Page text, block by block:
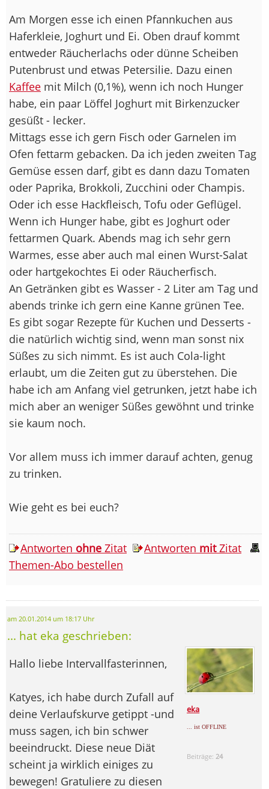
Am Morgen esse ich einen Pfannkuchen aus
Haferkleie, Joghurt und Ei. Oben drauf kommt
entweder Räucherlachs oder dünne Scheiben
Putenbrust und etwas Petersilie. Dazu einen
Kaffee mit Milch (0,1%), wenn ich noch Hunger
habe, ein paar Löffel Joghurt mit Birkenzucker
gesüßt - lecker.
Mittags esse ich gern Fisch oder Garnelen im
Ofen fettarm gebacken. Da ich jeden zweiten Tag
Gemüse essen darf, gibt es dann dazu Tomaten
oder Paprika, Brokkoli, Zucchini oder Champis.
Oder ich esse Hackfleisch, Tofu oder Geflügel.
Wenn ich Hunger habe, gibt es Joghurt oder
fettarmen Quark. Abends mag ich sehr gern
Warmes, esse aber auch mal einen Wurst-Salat
oder hartgekochtes Ei oder Räucherfisch.
An Getränken gibt es Wasser - 2 Liter am Tag und
abends trinke ich gern eine Kanne grünen Tee.
Es gibt sogar Rezepte für Kuchen und Desserts -
die natürlich wichtig sind, wenn man sonst nix
Süßes zu sich nimmt. Es ist auch Cola-light
erlaubt, um die Zeiten gut zu überstehen. Die
habe ich am Anfang viel getrunken, jetzt habe ich
mich aber an weniger Süßes gewöhnt und trinke
sie kaum noch.
Vor allem muss ich immer darauf achten, genug
zu trinken.
Wie geht es bei euch?
Antworten ohne Zitat Antworten mitZitat
Themen-Abo bestellen
am 20.01.2014 um 18:17 Uhr
... hat eka geschrieben:
eka
... ist OFFLINE
Beiträge: 24
Hallo liebe Intervallfasterinnen,
Katyes, ich habe durch Zufall auf
deine Verlaufskurve getippt -und
muss sagen, ich bin schwer
beeindruckt. Diese neue Diät
scheint ja wirklich einiges zu
bewegen! Gratuliere zu diesen